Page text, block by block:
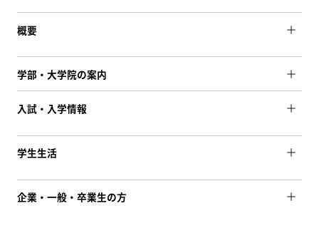
概要
学部・大学院の案内
入試・入学情報
学生生活
企業・一般・卒業生の方